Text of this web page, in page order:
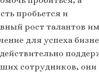
пробьется и
рост талантов
для успеха
сотрудников,